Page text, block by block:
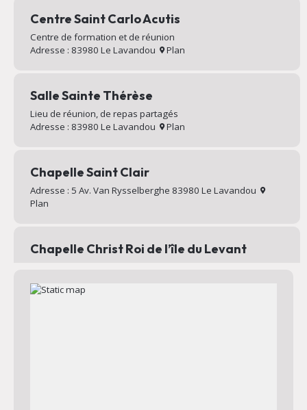
Centre Saint Carlo Acutis
Centre de formation et de réunion
Adresse : 83980 Le Lavandou
Plan
Salle Sainte Thérèse
Lieu de réunion, de repas partagés
Adresse : 83980 Le Lavandou
Plan
Chapelle Saint Clair
Adresse : 5 Av. Van Rysselberghe 83980 Le Lavandou
Plan
Chapelle Christ Roi de l’île du Levant